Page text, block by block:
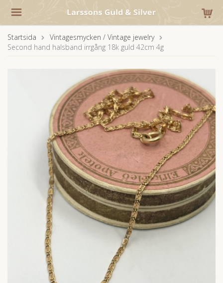
Startsida
Vintagesmycken / Vintage jewelry
Second hand halsband irrgång 18k guld 42cm 4g